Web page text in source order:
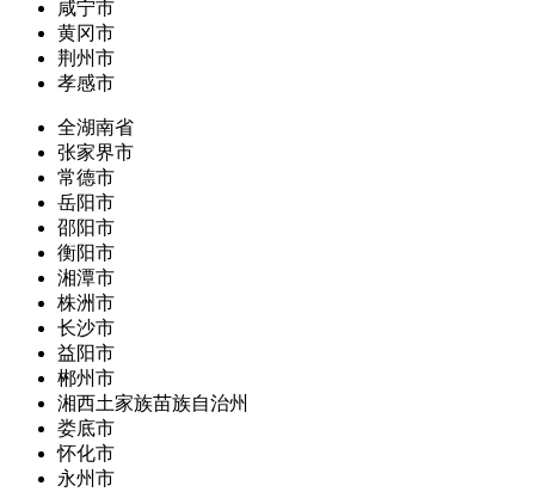
咸宁市
黄冈市
荆州市
孝感市
全湖南省
张家界市
常德市
岳阳市
邵阳市
衡阳市
湘潭市
株洲市
长沙市
益阳市
郴州市
湘西土家族苗族自治州
娄底市
怀化市
永州市